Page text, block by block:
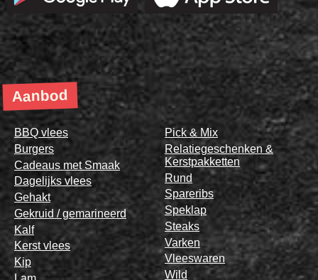
Aanbod
BBQ vlees
Burgers
Cadeaus met Smaak
Dagelijks vlees
Gehakt
Gekruid / gemarineerd
Kalf
Kerst vlees
Kip
Pick & Mix
Relatiegeschenken &
Kerstpakketten
Rund
Spareribs
Speklap
Steaks
Varken
Vleeswaren
Wild